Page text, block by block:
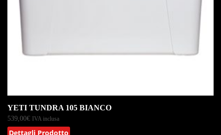
YETI TUNDRA 105 BIANCO
539,00€ IVA inclusa
Dettagli Prodotto